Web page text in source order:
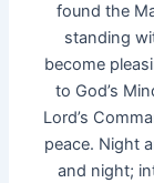
found the
standing
become
to God’s
Lord’s
peace. Night
and night;